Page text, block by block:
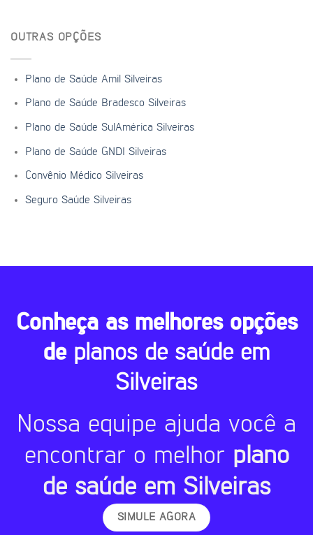
OUTRAS OPÇÕES
Plano de Saúde Amil Silveiras
Plano de Saúde Bradesco Silveiras
Plano de Saúde SulAmérica Silveiras
Plano de Saúde GNDI Silveiras
Convênio Médico Silveiras
Seguro Saúde Silveiras
Conheça as melhores opções
de planos de saúde em
Silveiras
Nossa equipe ajuda você a
encontrar o melhor plano
de saúde em Silveiras
SIMULE AGORA